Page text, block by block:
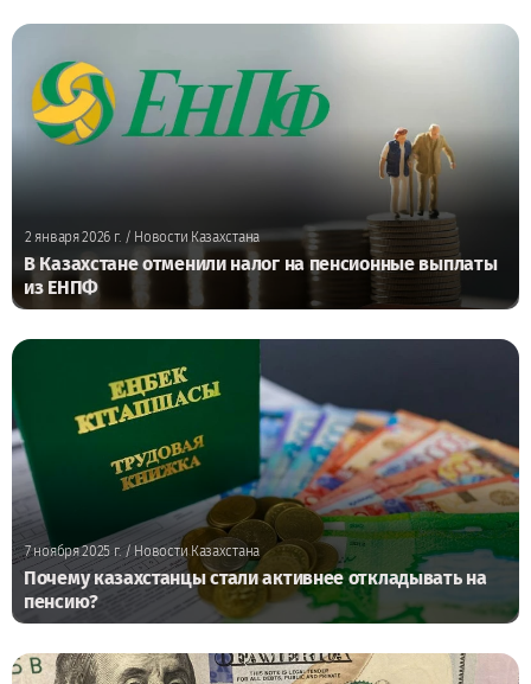
2 января 2026 г. / Новости Казахстана
В Казахстане отменили налог на пенсионные выплаты
из ЕНПФ
7 ноября 2025 г. / Новости Казахстана
Почему казахстанцы стали активнее откладывать на
пенсию?